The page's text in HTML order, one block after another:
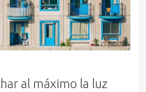
al máximo la luz